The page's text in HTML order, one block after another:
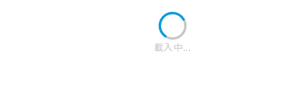
載入中...